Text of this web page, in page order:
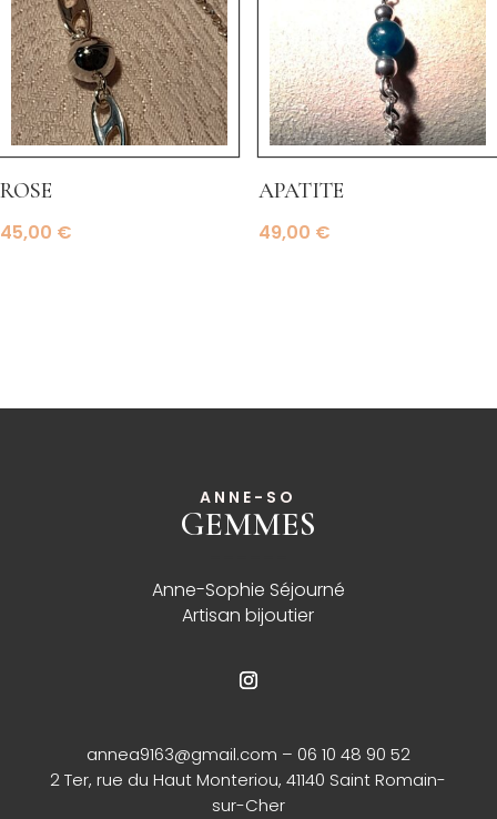
rose
45,00 €
apatite
49,00 €
ANNE-SO
GEMMES
Anne-Sophie Séjourné
Artisan bijoutier
annea9163@gmail.com – 06 10 48 90 52
2 Ter, rue du Haut Monteriou, 41140 Saint Romain-
sur-Cher